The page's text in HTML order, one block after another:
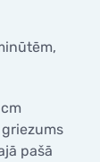
pašā